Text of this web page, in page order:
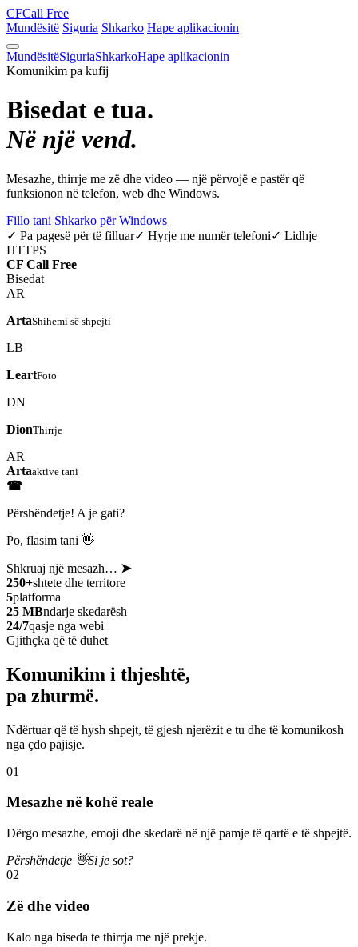
CFCall Free
Mundësitë Siguria Shkarko Hape aplikacionin
MundësitëSiguriaShkarkoHape aplikacionin
Komunikim pa kufij
Bisedat e tua.
Në një vend.
Mesazhe, thirrje me zë dhe video — një përvojë e pastër që
funksionon në telefon, web dhe Windows.
Fillo tani Shkarko për Windows
✓ Pa pagesë për të filluar✓ Hyrje me numër telefoni✓ Lidhje
HTTPS
CF Call Free
Bisedat
AR
ArtaShihemi së shpejti
LB
LeartFoto
DN
DionThirrje
AR
Artaaktive tani
☎
Përshëndetje! A je gati?
Po, flasim tani 👋
Shkruaj një mesazh… ➤
250+shtete dhe territore
5platforma
25 MBndarje skedarësh
24/7qasje nga webi
Gjithçka që të duhet
Komunikim i thjeshtë,
pa zhurmë.
Ndërtuar që të hysh shpejt, të gjesh njerëzit e tu dhe të komunikosh
nga çdo pajisje.
01
Mesazhe në kohë reale
Dërgo mesazhe, emoji dhe skedarë në një pamje të qartë e të shpejtë.
Përshëndetje 👋Si je sot?
02
Zë dhe video
Kalo nga biseda te thirrja me një prekje.